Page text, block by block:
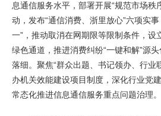
息通信服务水平，部署开展“规范市场秩
动，发布“通信消费、浙里放心”六项实
一”，推动取消在网期限等限制条件，设
绿色通道，推进消费纠纷“一键和解”源
落细。聚焦“群众出题、书记领办、行业
办机关效能建设项目制度，深化行业党
常态化推进信息通信服务重点问题治理。